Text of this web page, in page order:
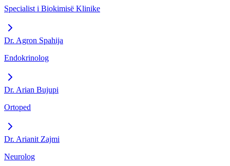
Specialist i Biokimisë Klinike
Dr. Agron Spahija
Endokrinolog
Dr. Arian Bujupi
Ortoped
Dr. Arianit Zajmi
Neurolog